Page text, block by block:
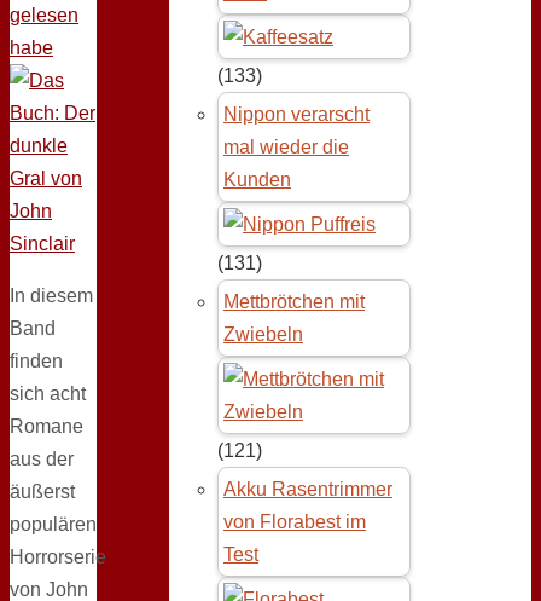
gelesen
habe
In diesem
Band
finden
sich acht
Romane
aus der
äußerst
populären
Horrorserie
von John
(133)
Nippon verarscht
mal wieder die
Kunden
(131)
Mettbrötchen mit
Zwiebeln
(121)
Akku Rasentrimmer
von Florabest im
Test